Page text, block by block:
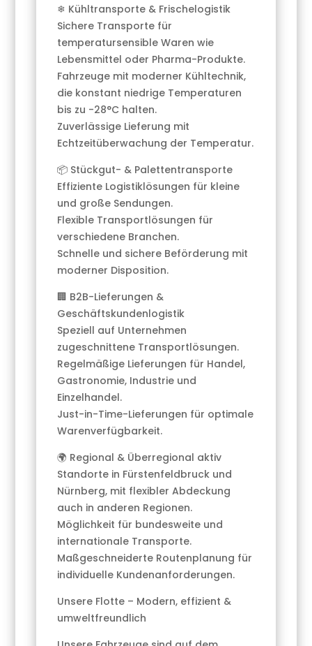
❄ Kühltransporte & Frischelogistik
Sichere Transporte für
temperatursensible Waren wie
Lebensmittel oder Pharma-Produkte.
Fahrzeuge mit moderner Kühltechnik,
die konstant niedrige Temperaturen
bis zu -28°C halten.
Zuverlässige Lieferung mit
Echtzeitüberwachung der Temperatur.
📦 Stückgut- & Palettentransporte
Effiziente Logistiklösungen für kleine
und große Sendungen.
Flexible Transportlösungen für
verschiedene Branchen.
Schnelle und sichere Beförderung mit
moderner Disposition.
🏢 B2B-Lieferungen &
Geschäftskundenlogistik
Speziell auf Unternehmen
zugeschnittene Transportlösungen.
Regelmäßige Lieferungen für Handel,
Gastronomie, Industrie und
Einzelhandel.
Just-in-Time-Lieferungen für optimale
Warenverfügbarkeit.
🌍 Regional & Überregional aktiv
Standorte in Fürstenfeldbruck und
Nürnberg, mit flexibler Abdeckung
auch in anderen Regionen.
Möglichkeit für bundesweite und
internationale Transporte.
Maßgeschneiderte Routenplanung für
individuelle Kundenanforderungen.
Unsere Flotte – Modern, effizient &
umweltfreundlich